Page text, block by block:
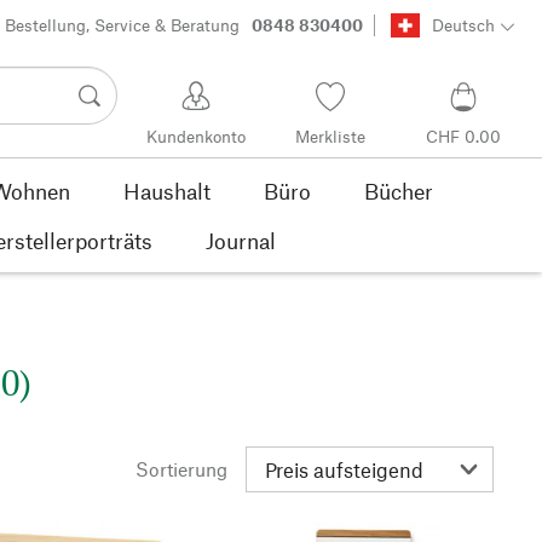
Bestellung, Service & Beratung 0848 830400 Deutsch
Kundenkonto Merkliste CHF 0.00
Haushalt Büro
Bücher
Journal
Sortierung